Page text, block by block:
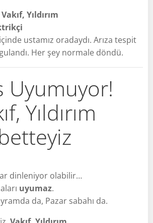
Yıldırım
ustamız oradaydı. Arıza tespit
Her şey normale döndü.
Uyumuyor!
Yıldırım
dinleniyor olabilir…
uyumaz.
da, Pazar sabahı da.